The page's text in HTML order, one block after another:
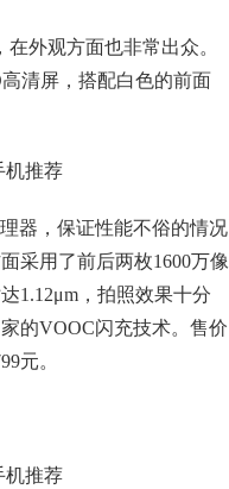
外观方面也非常出众。
清屏，搭配白色的前面
器，保证性能不俗的情况
采用了前后两枚1600万像
1.12μm，拍照效果十分
的VOOC闪充技术。售价
元。